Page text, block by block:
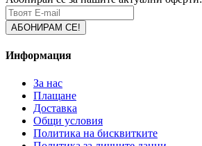
Информация
За нас
Плащане
Доставка
Общи условия
Политика на бисквитките